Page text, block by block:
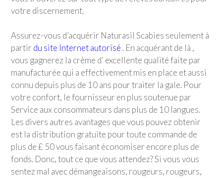
votre discernement.
Assurez-vous d’acquérir Naturasil Scabies seulement à
partir du site Internet autorisé . En acquérant de là ,
vous gagnerez la crème d’ excellente qualité faite par
manufacturée qui a effectivement mis en place et aussi
connu depuis plus de 10 ans pour traiter la gale. Pour
votre confort, le fournisseur en plus soutenue par
Service aux consommateurs dans plus de 10 langues.
Les divers autres avantages que vous pouvez obtenir
est la distribution gratuite pour toute commande de
plus de £ 50 vous faisant économiser encore plus de
fonds. Donc, tout ce que vous attendez? Si vous vous
sentez mal avec démangeaisons, rougeurs, rougeurs,